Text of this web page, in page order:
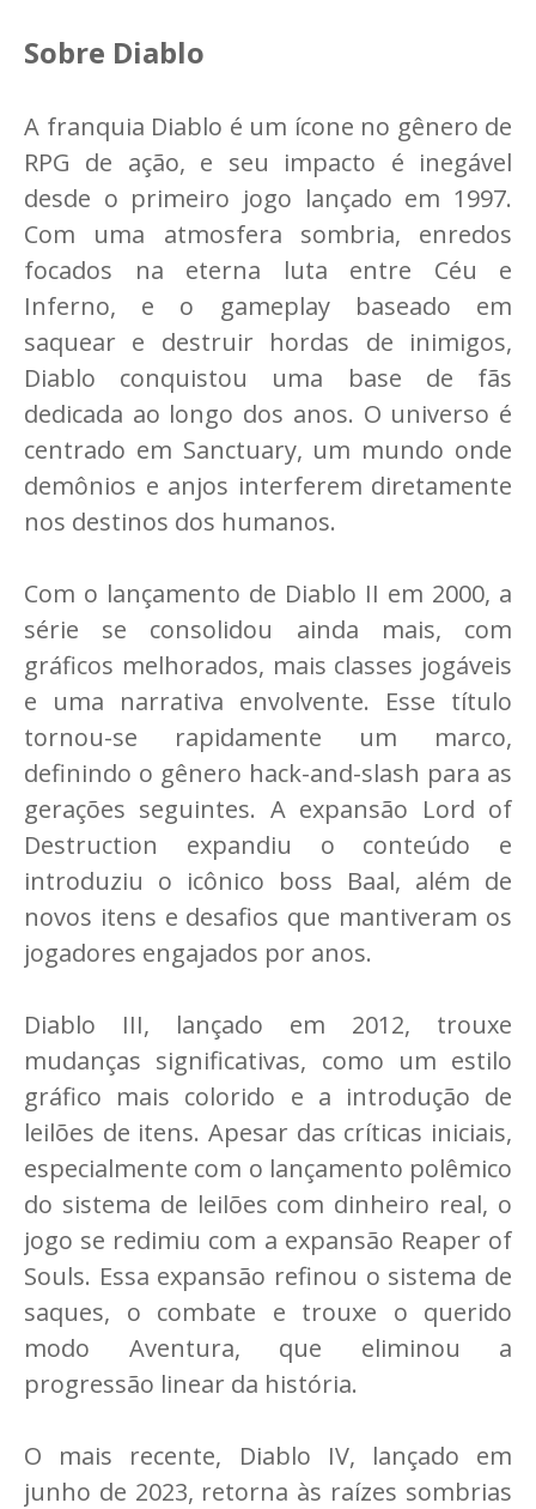
Sobre Diablo
A franquia Diablo é um ícone no gênero de
RPG de ação, e seu impacto é inegável
desde o primeiro jogo lançado em 1997.
Com uma atmosfera sombria, enredos
focados na eterna luta entre Céu e
Inferno, e o gameplay baseado em
saquear e destruir hordas de inimigos,
Diablo conquistou uma base de fãs
dedicada ao longo dos anos. O universo é
centrado em Sanctuary, um mundo onde
demônios e anjos interferem diretamente
nos destinos dos humanos.
Com o lançamento de Diablo II em 2000, a
série se consolidou ainda mais, com
gráficos melhorados, mais classes jogáveis
e uma narrativa envolvente. Esse título
tornou-se rapidamente um marco,
definindo o gênero hack-and-slash para as
gerações seguintes. A expansão Lord of
Destruction expandiu o conteúdo e
introduziu o icônico boss Baal, além de
novos itens e desafios que mantiveram os
jogadores engajados por anos.
Diablo III, lançado em 2012, trouxe
mudanças significativas, como um estilo
gráfico mais colorido e a introdução de
leilões de itens. Apesar das críticas iniciais,
especialmente com o lançamento polêmico
do sistema de leilões com dinheiro real, o
jogo se redimiu com a expansão Reaper of
Souls. Essa expansão refinou o sistema de
saques, o combate e trouxe o querido
modo Aventura, que eliminou a
progressão linear da história.
O mais recente, Diablo IV, lançado em
junho de 2023, retorna às raízes sombrias